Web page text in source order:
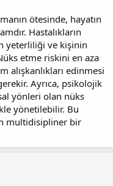
ötesinde, hayatın
Hastalıkların
yeterliliği ve kişinin
etme riskini en aza
alışkanlıkları edinmesi
Ayrıca, psikolojik
yönleri olan nüks
yönetilebilir. Bu
multidisipliner bir